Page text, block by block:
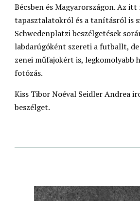
Bécsben és Magyarországon. Az
tapasztalatokról és a tanításról is
Schwedenplatzi beszélgetések
labdarúgóként szereti a futballt,
zenei műfajokért is, legkomolyabb
fotózás.
Kiss Tibor Noéval Seidler Andrea
beszélget.